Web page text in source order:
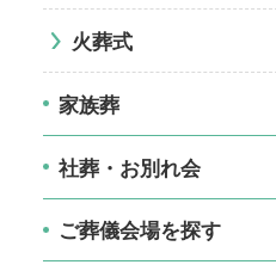
火葬式
家族葬
社葬・お別れ会
ご葬儀会場を探す